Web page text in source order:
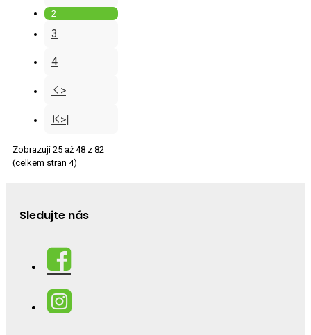
2
3
4
>
>|
Zobrazuji 25 až 48 z 82
(celkem stran 4)
Sledujte nás